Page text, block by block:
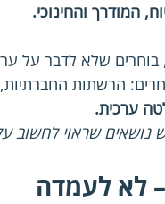
המודרך והחינוכי.
בוחרים שלא לדבר על
הרשתות
ערכית.
נושאים שראוי לחשוב
לא לעמדה